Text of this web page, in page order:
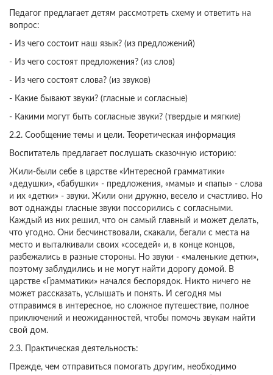
Педагог предлагает детям рассмотреть схему и ответить на
вопрос:
- Из чего состоит наш язык? (из предложений)
- Из чего состоят предложения? (из слов)
- Из чего состоят слова? (из звуков)
- Какие бывают звуки? (гласные и согласные)
- Какими могут быть согласные звуки? (твердые и мягкие)
2.2. Сообщение темы и цели. Теоретическая информация
Воспитатель предлагает послушать сказочную историю:
Жили-были себе в царстве «Интересной грамматики»
«дедушки», «бабушки» - предложения, «мамы» и «папы» - слова
и их «детки» - звуки. Жили они дружно, весело и счастливо. Но
вот однажды гласные звуки поссорились с согласными.
Каждый из них решил, что он самый главный и может делать,
что угодно. Они бесчинствовали, скакали, бегали с места на
место и выталкивали своих «соседей» и, в конце концов,
разбежались в разные стороны. Но звуки - «маленькие детки»,
поэтому заблудились и не могут найти дорогу домой. В
царстве «Грамматики» начался беспорядок. Никто ничего не
может рассказать, услышать и понять. И сегодня мы
отправимся в интересное, но сложное путешествие, полное
приключений и неожиданностей, чтобы помочь звукам найти
свой дом.
2.3. Практическая деятельность:
Прежде, чем отправиться помогать другим, необходимо